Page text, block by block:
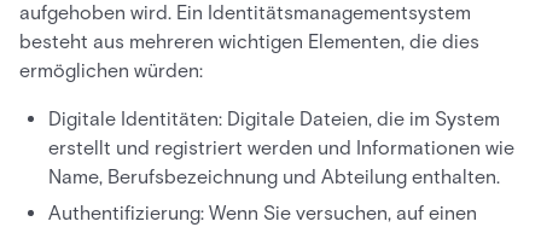
aufgehoben wird. Ein Identitätsmanagementsystem
besteht aus mehreren wichtigen Elementen, die dies
ermöglichen würden:
Digitale Identitäten: Digitale Dateien, die im System
erstellt und registriert werden und Informationen wie
Name, Berufsbezeichnung und Abteilung enthalten.
Authentifizierung: Wenn Sie versuchen, auf einen